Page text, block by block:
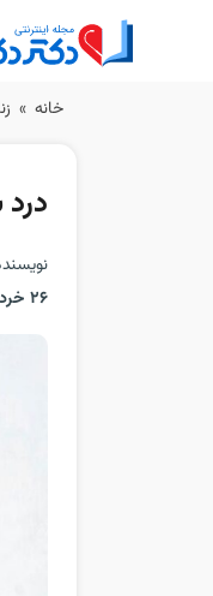
خانه »
26 خرداد 1401